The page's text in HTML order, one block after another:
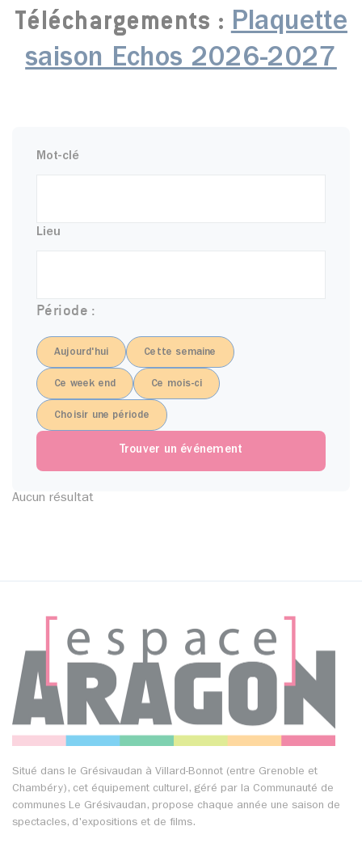
Téléchargements : Plaquette
saison Echos 2026-2027
Mot-clé
Lieu
Période :
Aujourd'hui Cette semaine
Ce week end Ce mois-ci
Choisir une période
Aucun résultat
Situé dans le Grésivaudan à Villard-Bonnot (entre Grenoble et
Chambéry), cet équipement culturel, géré par la Communauté de
communes Le Grésivaudan, propose chaque année une saison de
spectacles, d'expositions et de films.